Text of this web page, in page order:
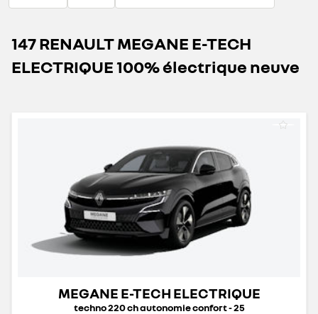
147 RENAULT MEGANE E-TECH
ELECTRIQUE 100% électrique neuve
MEGANE E-TECH ELECTRIQUE
techno 220 ch autonomie confort - 25